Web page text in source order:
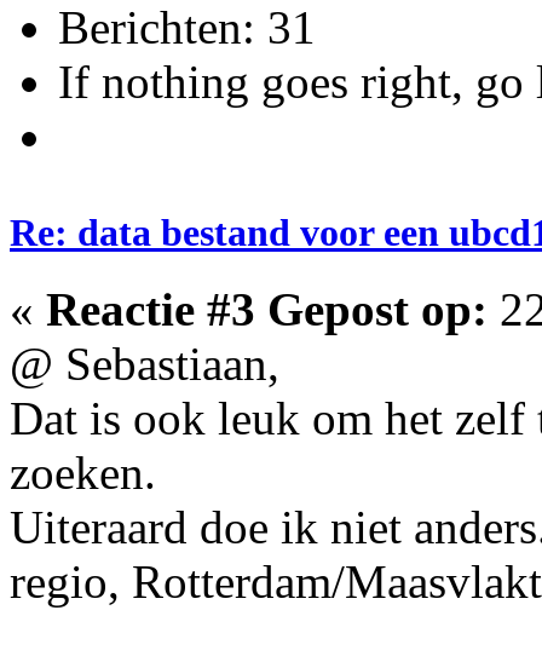
Berichten: 31
If nothing goes right, go
Re: data bestand voor een
« Reactie #3 Gepost op:
@ Sebastiaan,
Dat is ook leuk om het zelf
zoeken.
Uiteraard doe ik niet
regio, Rotterdam/